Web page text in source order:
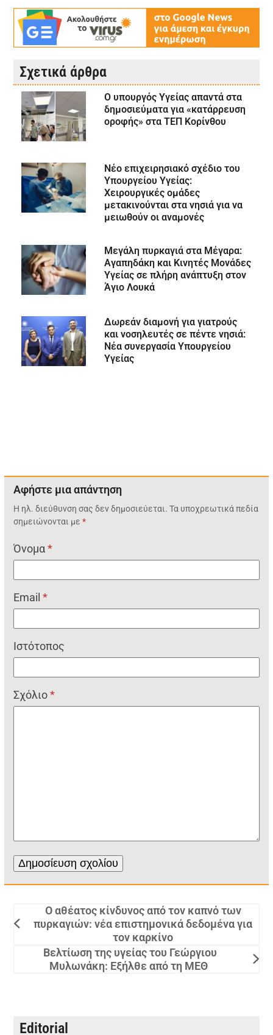
Σχετικά άρθρα
Ο υπουργός Υγείας απαντά στα
δημοσιεύματα για «κατάρρευση
οροφής» στα ΤΕΠ Κορίνθου
Νέο επιχειρησιακό σχέδιο του
Υπουργείου Υγείας:
Χειρουργικές ομάδες
μετακινούνται στα νησιά για να
μειωθούν οι αναμονές
Μεγάλη πυρκαγιά στα Μέγαρα:
Αγαπηδάκη και Κινητές Μονάδες
Υγείας σε πλήρη ανάπτυξη στον
Άγιο Λουκά
Δωρεάν διαμονή για γιατρούς
και νοσηλευτές σε πέντε νησιά:
Νέα συνεργασία Υπουργείου
Υγείας
Αφήστε μια απάντηση
Η ηλ. διεύθυνση σας δεν δημοσιεύεται. Τα υποχρεωτικά πεδία
σημειώνονται με*
Όνομα*
Email*
Ιστότοπος
Σχόλιο*
Ο αθέατος κίνδυνος από τον καπνό των
πυρκαγιών: νέα επιστημονικά δεδομένα για
τον καρκίνο
Βελτίωση της υγείας του Γεώργιου
Μυλωνάκη: Εξήλθε από τη ΜΕΘ
Editorial